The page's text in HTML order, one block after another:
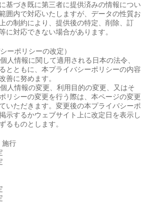
基づき既に第三者に提供済みの情報につい
囲内で対応いたしますが、データの性質お
の制約により、提供後の特定、削除、訂
に対応できない場合があります。
ーポリシーの改定）
人情報に関して適用される日本の法令、
とともに、本プライバシーポリシーの内容
善に努めます。
人情報の変更、利用目的の変更、又はそ
リシーの変更を行う際は、本ページの変更
いただきます。変更後の本プライバシーポ
示するかウェブサイト上に改定日を表示し
るものとします。
施行